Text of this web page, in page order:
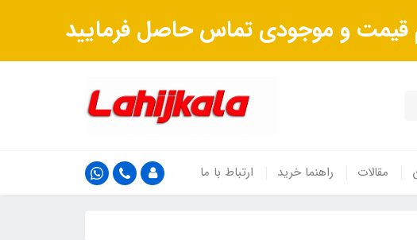
قیمت و موجودی تماس حاصل فرمایید
مقالات راهنما خرید ارتباط با ما